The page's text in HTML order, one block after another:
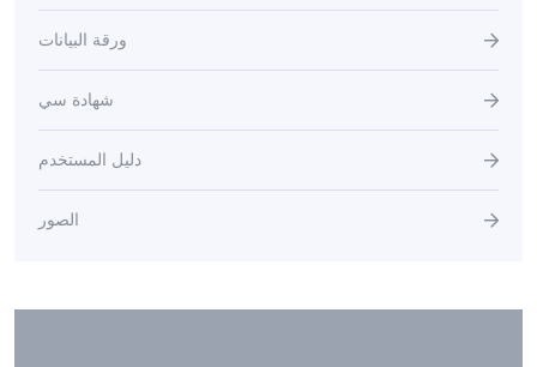
ورقة البيانات
شهادة سي
دليل المستخدم
الصور